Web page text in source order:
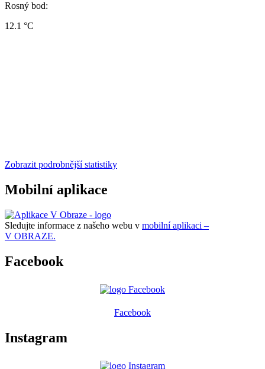
Rosný bod:
12.1 °C
Zobrazit podrobnější statistiky
Mobilní aplikace
Sledujte informace z našeho webu v mobilní aplikaci –
V OBRAZE.
Facebook
Facebook
Instagram